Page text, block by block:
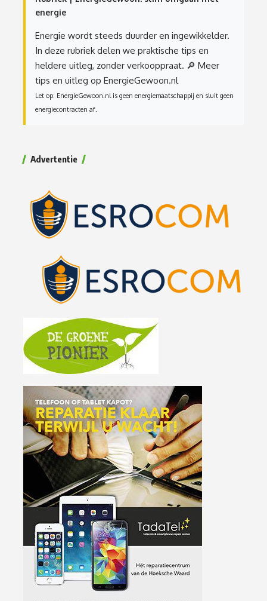
energie
Energie wordt steeds duurder en ingewikkelder.
In deze rubriek delen we praktische tips en
heldere uitleg, zonder verkooppraat. 🔎 Meer
tips en uitleg op EnergieGewoon.nl
Let op: EnergieGewoon.nl is geen energiemaatschappij en sluit geen
energiecontracten af.
Advertentie